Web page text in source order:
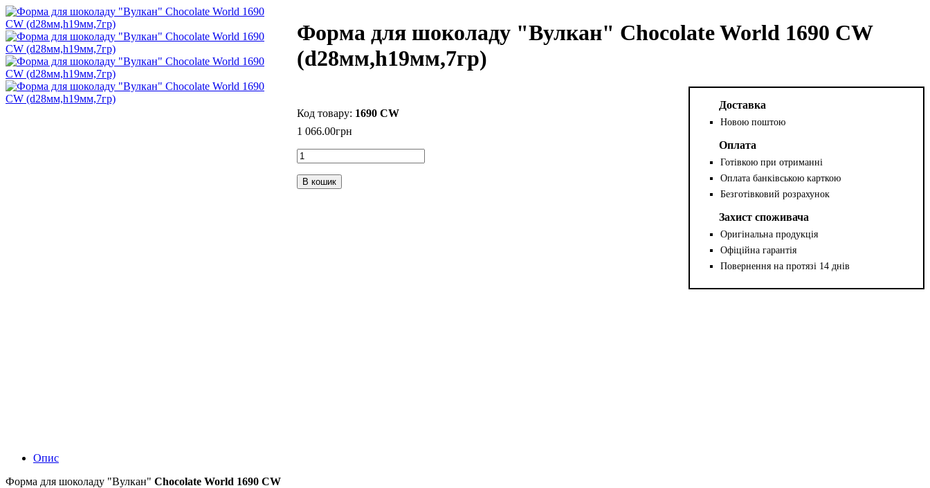
Форма для шоколаду "Вулкан" Chocolate World 1690 CW
(d28мм,h19мм,7гр)
1690 CW
1 066.00грн
В кошик
Доставка
Новою поштою
Оплата
Готівкою при отриманні
Оплата банківською карткою
Безготівковий розрахунок
Захист споживача
Оригінальна продукція
Офіційна гарантія
Повернення на протязі 14 днів
Опис
Форма для шоколаду "Вулкан" Chocolate World 1690 CW